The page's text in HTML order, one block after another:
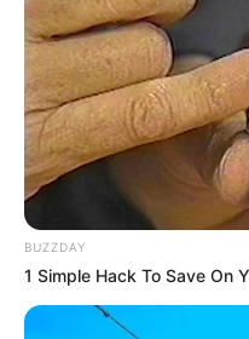
BUZZDAY
1 Simple Hack To Save On